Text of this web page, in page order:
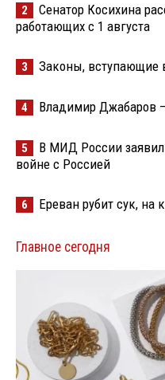
2
Сенатор Косихина
работающих с 1 августа
3 Законы, вступающие
4 Владимир Джабаров
5
В МИД России
войне с Россией
6 Ереван рубит сук, на
Главное сегодня